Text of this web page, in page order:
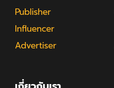
Publisher
Influencer
Advertiser